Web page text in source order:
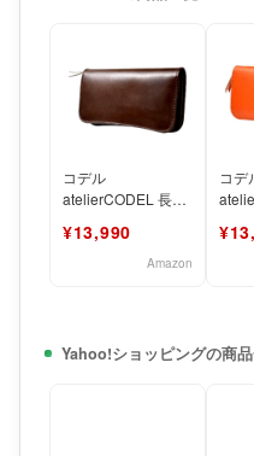
コデル
atelierCODEL 長財
ズ 財布 本革 日本製
¥13,990
Amazon
コデ
ズ 財
Yahoo!ショッピングの商